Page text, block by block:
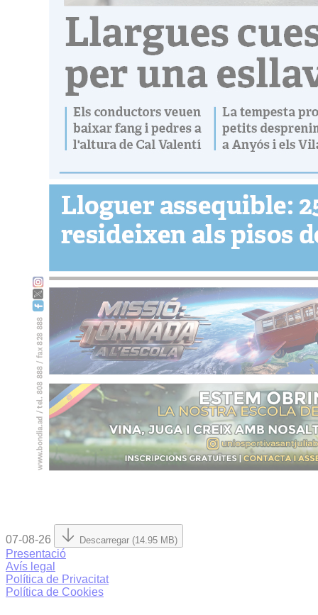
07-08-26 Descarregar (14.95 MB)
Presentació
Avís legal
Política de Privacitat
Política de Cookies